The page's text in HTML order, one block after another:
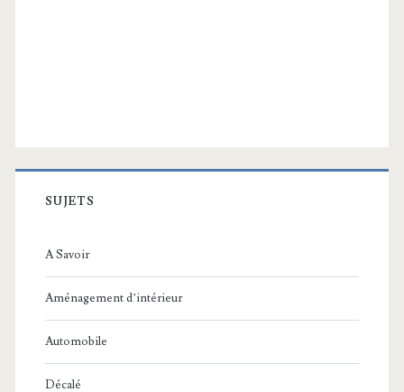
SUJETS
A Savoir
Aménagement d’intérieur
Automobile
Décalé